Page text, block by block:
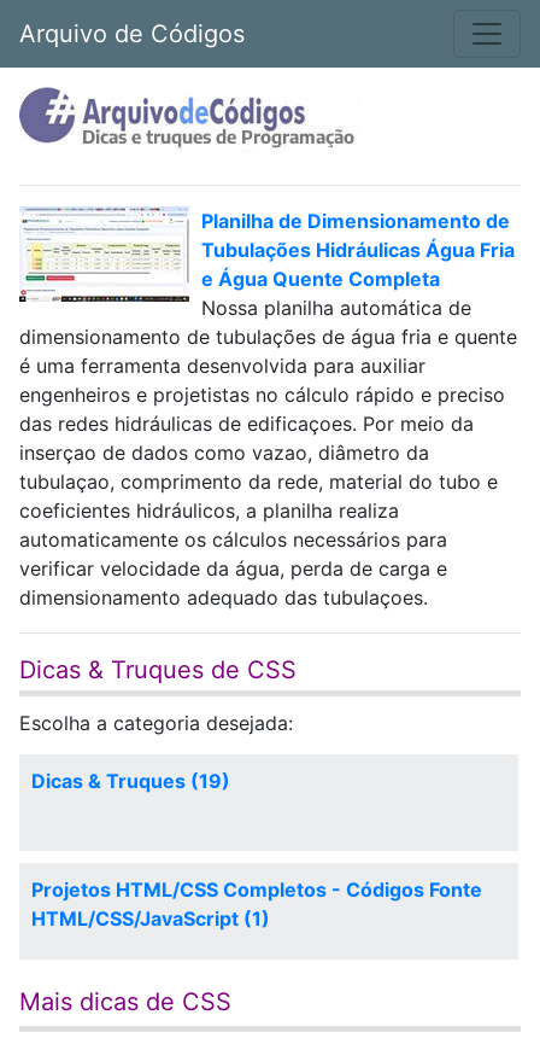
Arquivo de Códigos
Planilha de Dimensionamento de
Tubulações Hidráulicas Água Fria
e Água Quente Completa
Nossa planilha automática de
dimensionamento de tubulações de água fria e quente
é uma ferramenta desenvolvida para auxiliar
engenheiros e projetistas no cálculo rápido e preciso
das redes hidráulicas de edificaçoes. Por meio da
inserçao de dados como vazao, diâmetro da
tubulaçao, comprimento da rede, material do tubo e
coeficientes hidráulicos, a planilha realiza
automaticamente os cálculos necessários para
verificar velocidade da água, perda de carga e
dimensionamento adequado das tubulaçoes.
Dicas & Truques de CSS
Escolha a categoria desejada:
Dicas & Truques (19)
Projetos HTML/CSS Completos - Códigos Fonte
HTML/CSS/JavaScript (1)
Mais dicas de CSS